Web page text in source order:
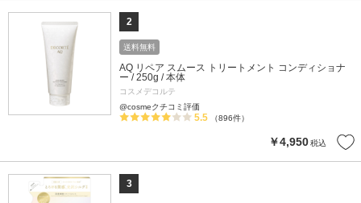
2
送料無料
AQ リペア スムース トリートメント コンディショナ
ー / 250g / 本体
コスメデコルテ
@cosmeクチコミ評価
5.5 （896件）
￥4,950税込
3